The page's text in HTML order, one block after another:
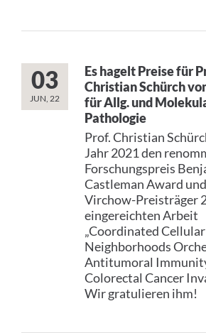
03
JUN, 22
Es hagelt Preise für
Christian Schürch
für Allg. und
Pathologie
Prof. Christian
Jahr 2021 den
Forschungspreis
Castleman Award
Virchow-Preisträger
eingereichten Arbeit
„Coordinated Cellular
Neighborhoods
Antitumoral
Colorectal Cancer
Wir gratulieren ihm!